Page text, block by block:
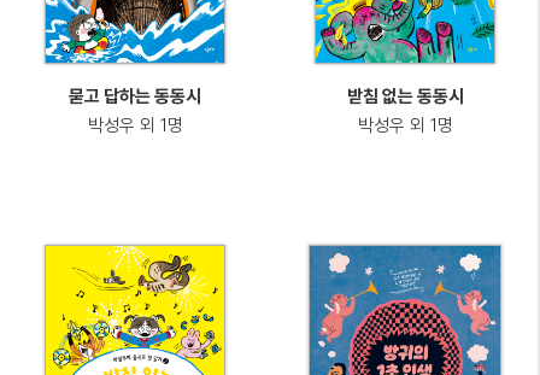
묻고 답하는 동동시
박성우 외 1명
받침 없는 동동시
박성우 외 1명